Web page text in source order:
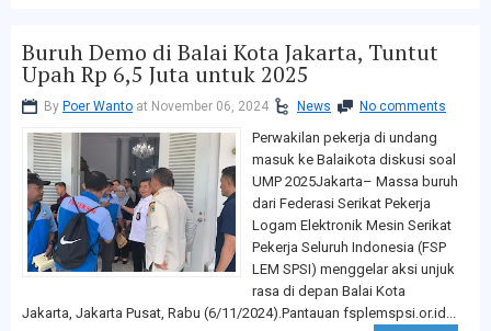
Buruh Demo di Balai Kota Jakarta, Tuntut
Upah Rp 6,5 Juta untuk 2025
By Poer Wanto at November 06, 2024 News No comments
Perwakilan pekerja di undang
masuk ke Balaikota diskusi soal
UMP 2025Jakarta– Massa buruh
dari Federasi Serikat Pekerja
Logam Elektronik Mesin Serikat
Pekerja Seluruh Indonesia (FSP
LEM SPSI) menggelar aksi unjuk
rasa di depan Balai Kota
Jakarta, Jakarta Pusat, Rabu (6/11/2024).Pantauan fsplemspsi.or.id...